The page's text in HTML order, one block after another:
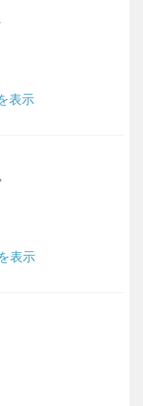
表示
表示